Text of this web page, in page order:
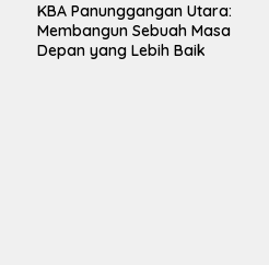
KBA Panunggangan Utara:
Membangun Sebuah Masa
Depan yang Lebih Baik